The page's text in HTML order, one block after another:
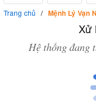
Trang chủ
Mệnh Lý Vạn
Xử
Hệ thống đang